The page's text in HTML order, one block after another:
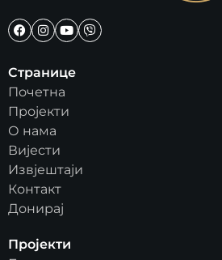
Странице
Почетна
Пројекти
О нама
Вијести
Извјештаји
Контакт
Донирај
Пројекти